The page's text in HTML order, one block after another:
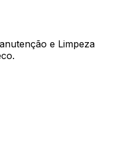
e Limpeza